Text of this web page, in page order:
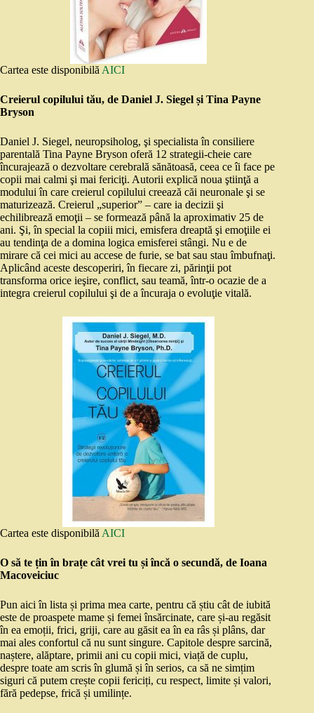
Cartea este disponibilă AICI
Creierul copilului tău, de Daniel J. Siegel și Tina Payne
Bryson
Daniel J. Siegel, neuropsiholog, şi specialista în consiliere
parentală Tina Payne Bryson oferă 12 strategii-cheie care
încurajează o dezvoltare cerebrală sănătoasă, ceea ce îi face pe
copii mai calmi şi mai fericiţi. Autorii explică noua ştiinţă a
modului în care creierul copilului creează căi neuronale şi se
maturizează. Creierul „superior” – care ia decizii şi
echilibrează emoţii – se formează până la aproximativ 25 de
ani. Şi, în special la copiii mici, emisfera dreaptă şi emoţiile ei
au tendinţa de a domina logica emisferei stângi. Nu e de
mirare că cei mici au accese de furie, se bat sau stau îmbufnaţi.
Aplicând aceste descoperiri, în fiecare zi, părinţii pot
transforma orice ieşire, conflict, sau teamă, într-o ocazie de a
integra creierul copilului şi de a încuraja o evoluţie vitală.
Cartea este disponibilă AICI
O să te țin în brațe cât vrei tu și încă o secundă, de Ioana
Macoveiciuc
Pun aici în lista și prima mea carte, pentru că știu cât de iubită
este de proaspete mame și femei însărcinate, care și-au regăsit
în ea emoții, frici, griji, care au găsit ea în ea râs și plâns, dar
mai ales confortul că nu sunt singure. Capitole despre sarcină,
naștere, alăptare, primii ani cu copii mici, viață de cuplu,
despre toate am scris în glumă și în serios, ca să ne simțim
siguri că putem crește copii fericiți, cu respect, limite și valori,
fără pedepse, frică și umilințe.